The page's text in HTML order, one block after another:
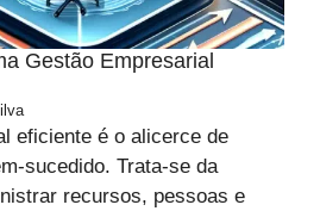
Gestão Empresarial
eficiente é o alicerce de
sucedido. Trata-se da
recursos, pessoas e